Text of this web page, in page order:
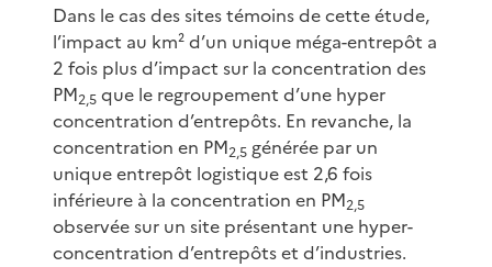
Dans le cas des sites témoins de cette étude,
l’impact au km² d’un unique méga-entrepôt a
2 fois plus d’impact sur la concentration des
PM2,5 que le regroupement d’une hyper
concentration d’entrepôts. En revanche, la
concentration en PM2,5 générée par un
unique entrepôt logistique est 2,6 fois
inférieure à la concentration en PM2,5
observée sur un site présentant une hyper-
concentration d’entrepôts et d’industries.